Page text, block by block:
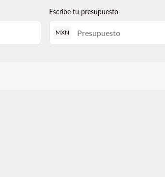
Escribe tu presupuesto
MXN